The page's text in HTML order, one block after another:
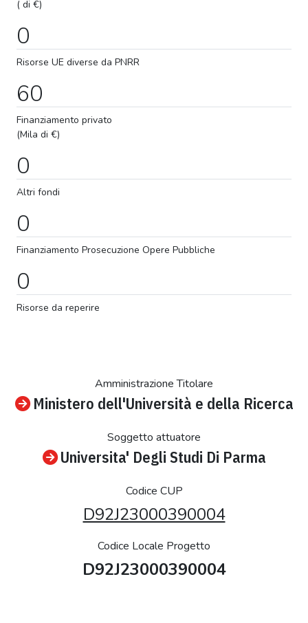
( di €)
0
Risorse UE diverse da PNRR
60
Finanziamento privato
(Mila di €)
0
Altri fondi
0
Finanziamento Prosecuzione Opere Pubbliche
0
Risorse da reperire
Amministrazione Titolare
Ministero dell'Università e della Ricerca
Soggetto attuatore
Universita' Degli Studi Di Parma
Codice CUP
D92J23000390004
Codice Locale Progetto
D92J23000390004